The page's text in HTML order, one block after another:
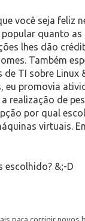
você seja feliz
popular quanto as
lhes dão
Também
TI sobre Linux
eu promovia
realização de
por qual
virtuais.
escolhido? &;-D
para corrigir novos